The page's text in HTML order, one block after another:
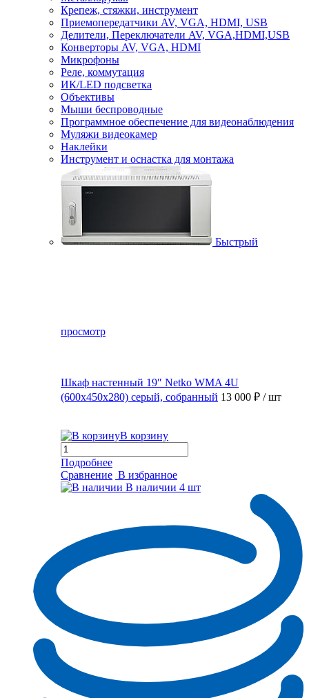
Крепеж, стяжки, инструмент
Приемопередатчики AV, VGA, HDMI, USB
Делители, Переключатели AV, VGA,HDMI,USB
Конверторы AV, VGA, HDMI
Микрофоны
Реле, коммутация
ИК/LED подсветка
Объективы
Мыши беспроводные
Программное обеспечение для видеонаблюдения
Муляжи видеокамер
Наклейки
Инструмент и оснастка для монтажа
Быстрый
просмотр
Шкаф настенный 19″ Netko WMA 4U
(600x450x280) серый, собранный 13 000 ₽ / шт
В корзину
Подробнее
Сравнение В избранное
В наличии 4 шт